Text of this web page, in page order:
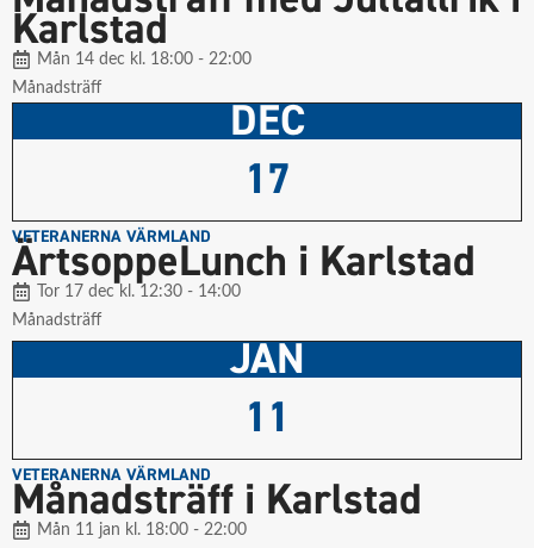
Karlstad
Mån 14 dec kl. 18:00 - 22:00
Månadsträff
DEC
17
VETERANERNA VÄRMLAND
ÄrtsoppeLunch i Karlstad
Tor 17 dec kl. 12:30 - 14:00
Månadsträff
JAN
11
VETERANERNA VÄRMLAND
Månadsträff i Karlstad
Mån 11 jan kl. 18:00 - 22:00